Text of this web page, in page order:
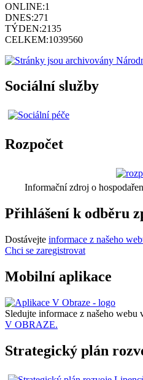
ONLINE:1
DNES:271
TÝDEN:2135
CELKEM:1039560
Sociální služby
Rozpočet
Informační zdroj o
Přihlášení k odběru
Dostávejte informace z našeho
Chci se zaregistrovat
Mobilní aplikace
Sledujte informace z našeho webu
V OBRAZE.
Strategický plán